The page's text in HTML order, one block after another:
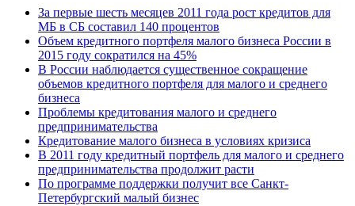
За первые шесть месяцев 2011 года рост кредитов для
МБ в СБ составил 140 процентов
Объем кредитного портфеля малого бизнеса России в
2015 году сократился на 45%
В России наблюдается существенное сокращение
объемов кредитного портфеля для малого и среднего
бизнеса
Проблемы кредитования малого и среднего
предпринимательства
Кредитование малого бизнеса в условиях кризиса
В 2011 году кредитный портфель для малого и среднего
предпринимательства продолжит расти
По программе поддержки получит все Санкт-
Петербургский малый бизнес